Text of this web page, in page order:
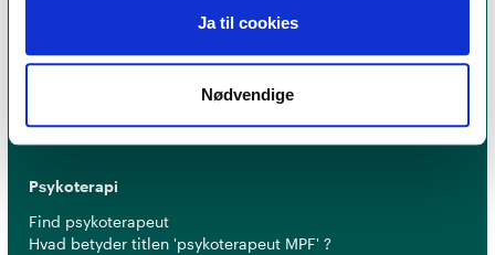
Ja til cookies
Nødvendige
er et kvalitetsstempel. Alle vores medlemmer skal
erfaring for at få lov til at kalde sigpsykoterapeut
Psykoterapi
Find psykoterapeut
Hvad betyder titlen 'psykoterapeut MPF' ?